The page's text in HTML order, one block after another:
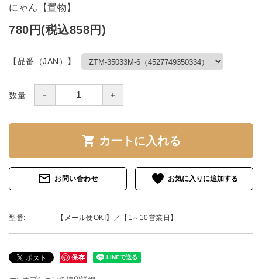
にゃん【置物】
780円(税込858円)
【品番（JAN）】
数量 － ＋
shopping_cart カートに入れる
mail_outline お問い合わせ favorite
型番: 【メール便OK!】／【1～10営業日】
保存